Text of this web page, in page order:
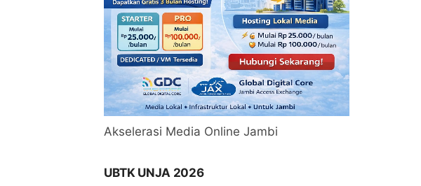
Akselerasi Media Online Jambi
UBTK UNJA 2026